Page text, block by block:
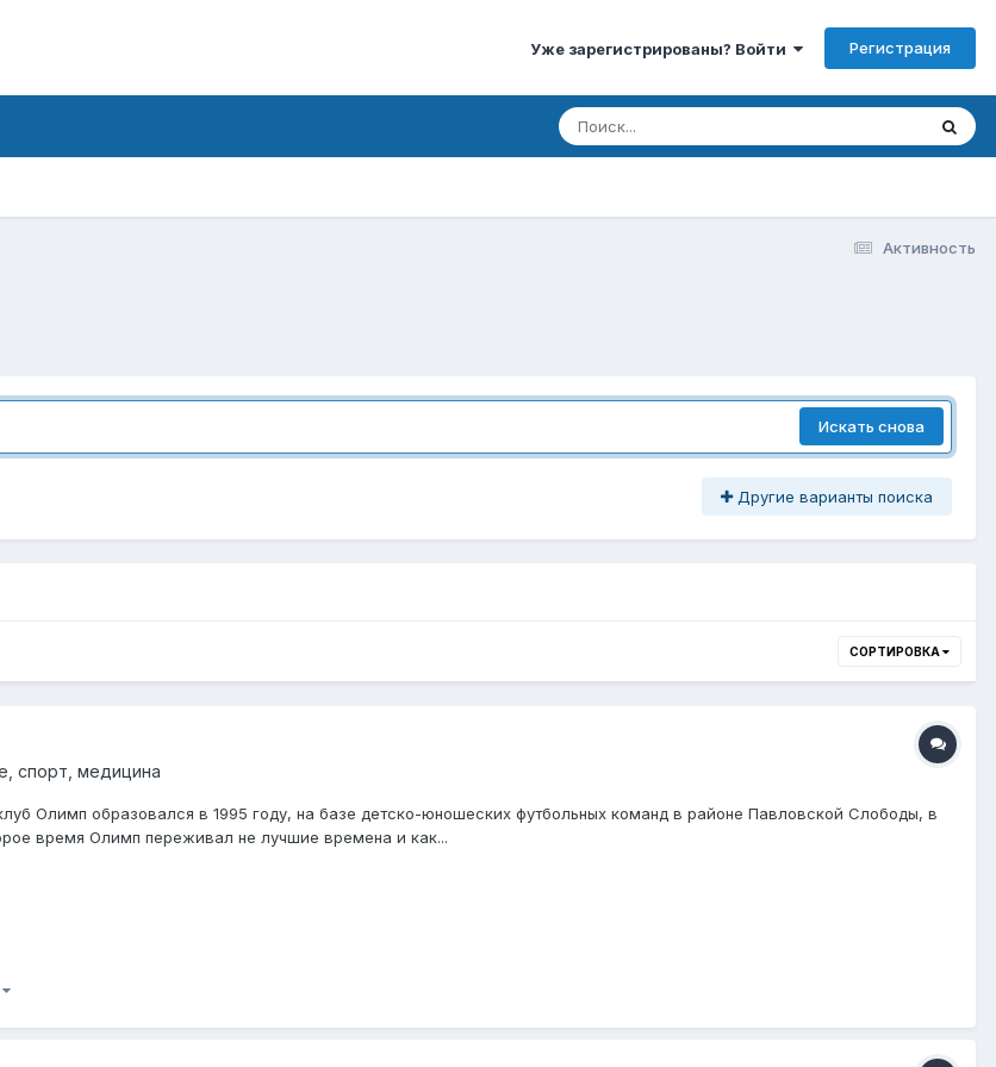
Уже зарегистрированы? Войти Регистрация
Активность
Искать снова
Другие варианты поиска
СОРТИРОВКА
спорт, медицина
Олимп образовался в 1995 году, на базе детско-юношеских футбольных команд в районе Павловской Слободы, в
время Олимп переживал не лучшие времена и как...